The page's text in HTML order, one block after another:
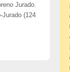
Jurado.
Jurado (124